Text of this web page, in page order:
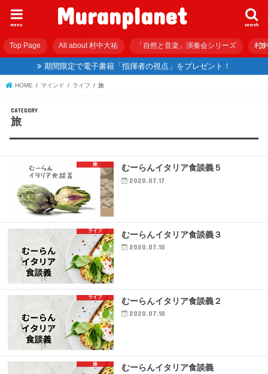
Muranplanet search
menu
Top Page All about 村中大祐 「自然と音楽」演奏会シリーズ 村
期間限定で電子書籍「指揮者の視点」をプレゼント！
HOME マインド ライフ 旅
旅
旅 むーらんイタリア食談義５
2020.07.17
ライフ むーらんイタリア食談義３
2020.07.10
ライフ むーらんイタリア食談義２
2020.07.10
旅 むーらんイタリア食談義